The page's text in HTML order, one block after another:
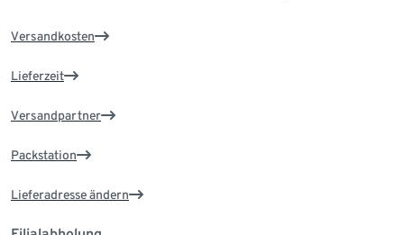
Versandkosten
Lieferzeit
Versandpartner
Packstation
Lieferadresse ändern